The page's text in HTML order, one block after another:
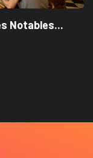
Notables...